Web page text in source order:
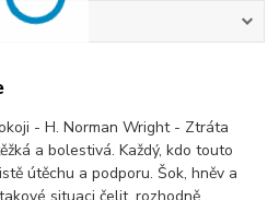
- H. Norman Wright - Ztráta
a bolestivá. Každý, kdo touto
útěchu a podporu. Šok, hněv a
situaci čelit, rozhodně